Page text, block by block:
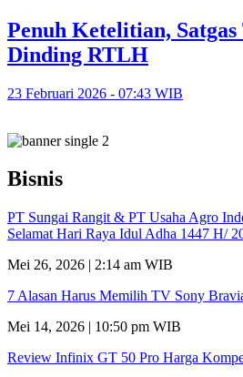
Penuh Ketelitian,
Dinding RTLH
23 Februari 2026 - 07:43 WIB
Bisnis
PT Sungai Rangit & PT Usaha Agro
Selamat Hari Raya Idul Adha 1447 H/
Mei 26, 2026 | 2:14 am WIB
7 Alasan Harus Memilih TV Sony
Mei 14, 2026 | 10:50 pm WIB
Review Infinix GT 50 Pro Harga